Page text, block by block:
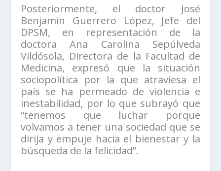
Posteriormente, el doctor José
Benjamín Guerrero López, Jefe del
DPSM, en representación de la
doctora Ana Carolina Sepúlveda
Vildósola, Directora de la Facultad de
Medicina, expresó que la situación
sociopolítica por la que atraviesa el
país se ha permeado de violencia e
inestabilidad, por lo que subrayó que
“tenemos que luchar porque
volvamos a tener una sociedad que se
dirija y empuje hacia el bienestar y la
búsqueda de la felicidad”.